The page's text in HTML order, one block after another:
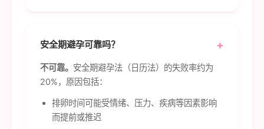
安全期避孕可靠吗？
不可靠。 安全期避孕法（日历法）的失败率约为
20%，原因包括：
排卵时间可能受情绪、压力、疾病等因素影响
而提前或推迟